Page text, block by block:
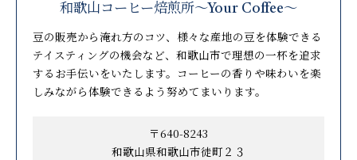
和歌山コーヒー焙煎所〜Your Coffee〜
豆の販売から淹れ方のコツ、様々な産地の豆を体験できる
テイスティングの機会など、和歌山市で理想の一杯を追求
するお手伝いをいたします。コーヒーの香りや味わいを楽
しみながら体験できるよう努めてまいります。
〒640-8243
和歌山県和歌山市徒町２３